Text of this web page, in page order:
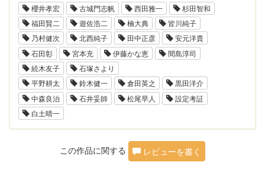
櫻井孝宏
古城門志帆 西田雅一
杉田智和
福田賢二
遊佐浩二 楠大典
皆川純子
乃村健次
北西純子 田中正彦
安元洋貴
石田彰
宮本充 伊藤かな恵
間島淳司
続木友子
石塚さより
平野耕太
鈴木健一 倉田英之
黒田洋介
中森良治
石井妥師 松尾早人
設定考証
白土晴一
この作品に関する レビューを書く